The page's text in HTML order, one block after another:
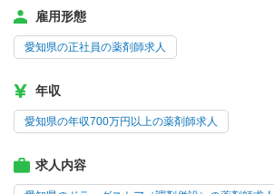
雇用形態
愛知県の正社員の薬剤師求人
年収
愛知県の年収700万円以上の薬剤師求人
求人内容